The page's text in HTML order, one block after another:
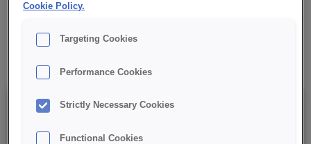
✔ Bleibt formstabil und verändert sich farblich nicht
✔ RSPO MB
Details
Cookie Policy.
Targeting Cookies
Performance Cookies
Strictly Necessary Cookies
Functional Cookies